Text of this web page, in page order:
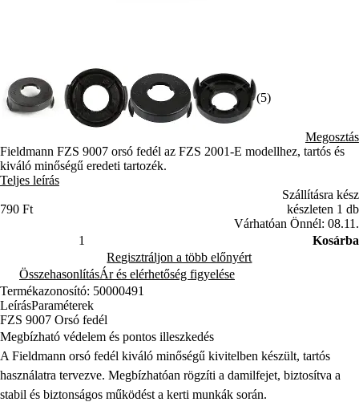
(5)
Megosztás
Fieldmann FZS 9007 orsó fedél az FZS 2001-E modellhez, tartós és
kiváló minőségű eredeti tartozék.
Teljes leírás
790 Ft
Szállításra kész
készleten 1 db
Várhatóan Önnél: 08.11.
Kosárba
Regisztráljon a több előnyért
ÖsszehasonlításÁr és elérhetőség figyelése
Termékazonosító: 50000491
LeírásParaméterek
FZS 9007 Orsó fedél
Megbízható védelem és pontos illeszkedés
A Fieldmann orsó fedél kiváló minőségű kivitelben készült, tartós
használatra tervezve. Megbízhatóan rögzíti a damilfejet, biztosítva a
stabil és biztonságos működést a kerti munkák során.